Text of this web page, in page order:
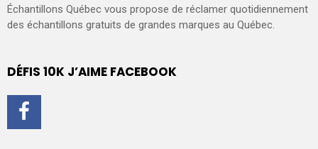
Échantillons Québec vous propose de réclamer quotidiennement
des échantillons gratuits de grandes marques au Québec.
DÉFIS 10K J’AIME FACEBOOK